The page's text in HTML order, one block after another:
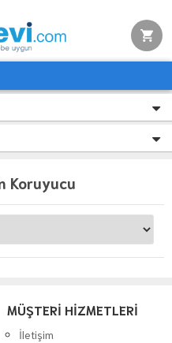
Koruyucu
MÜŞTERİ HİZMETLERİ
İletişim